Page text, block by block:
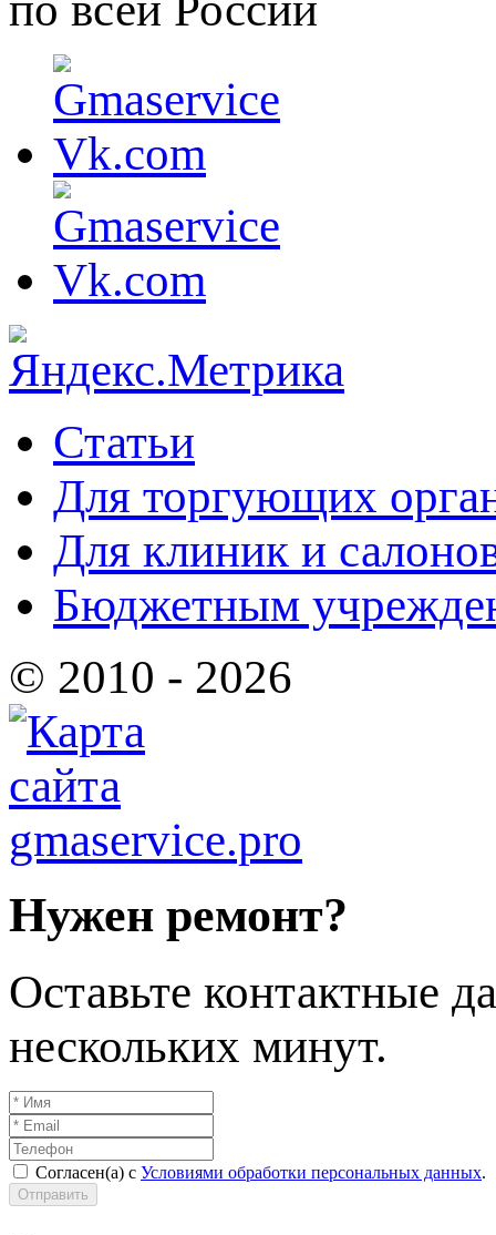
Статьи
Для торгующих
Для клиник и
Бюджетным
© 2010 - 2026
Нужен ремонт?
Оставьте контактные
нескольких минут.
Согласен(а) с Условиями обработки персональных данных.
Отправить